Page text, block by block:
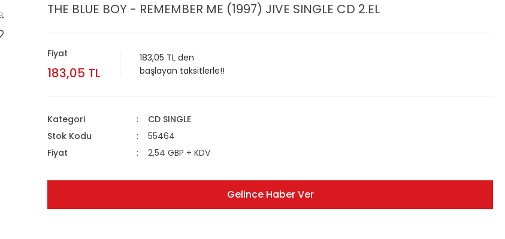
THE BLUE BOY - REMEMBER ME (1997) JIVE SINGLE CD 2.EL
Fiyat
183,05 TL
183,05 TL den
başlayan taksitlerle!!
Kategori
CD SINGLE
Stok Kodu
55464
Fiyat
2,54 GBP + KDV
Gelince Haber Ver